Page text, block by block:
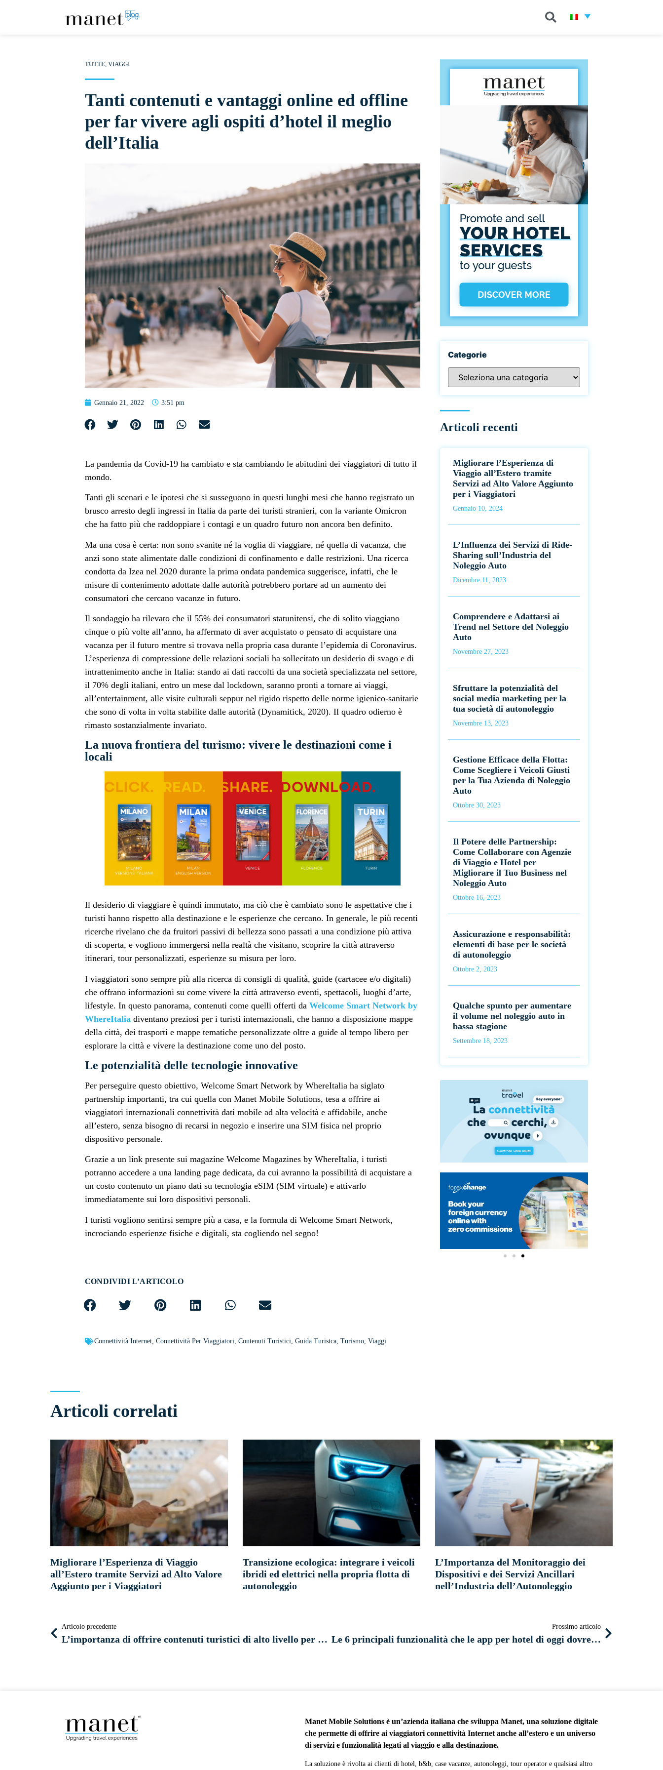
TUTTE, VIAGGI
Tanti contenuti e vantaggi online ed offline
per far vivere agli ospiti d’hotel il meglio
dell’Italia
Gennaio 21, 2022 3:51 pm
La pandemia da Covid-19 ha cambiato e sta cambiando le abitudini dei viaggiatori di tutto il
mondo.
Tanti gli scenari e le ipotesi che si susseguono in questi lunghi mesi che hanno registrato un
brusco arresto degli ingressi in Italia da parte dei turisti stranieri, con la variante Omicron
che ha fatto più che raddoppiare i contagi e un quadro futuro non ancora ben definito.
Ma una cosa è certa: non sono svanite né la voglia di viaggiare, né quella di vacanza, che
anzi sono state alimentate dalle condizioni di confinamento e dalle restrizioni. Una ricerca
condotta da Izea nel 2020 durante la prima ondata pandemica suggerisce, infatti, che le
misure di contenimento adottate dalle autorità potrebbero portare ad un aumento dei
consumatori che cercano vacanze in futuro.
Il sondaggio ha rilevato che il 55% dei consumatori statunitensi, che di solito viaggiano
cinque o più volte all’anno, ha affermato di aver acquistato o pensato di acquistare una
vacanza per il futuro mentre si trovava nella propria casa durante l’epidemia di Coronavirus.
L’esperienza di compressione delle relazioni sociali ha sollecitato un desiderio di svago e di
intrattenimento anche in Italia: stando ai dati raccolti da una società specializzata nel settore,
il 70% degli italiani, entro un mese dal lockdown, saranno pronti a tornare ai viaggi,
all’entertainment, alle visite culturali seppur nel rigido rispetto delle norme igienico-sanitarie
che sono di volta in volta stabilite dalle autorità (Dynamitick, 2020). Il quadro odierno è
rimasto sostanzialmente invariato.
La nuova frontiera del turismo: vivere le destinazioni come i
locali
Il desiderio di viaggiare è quindi immutato, ma ciò che è cambiato sono le aspettative che i
turisti hanno rispetto alla destinazione e le esperienze che cercano. In generale, le più recenti
ricerche rivelano che da fruitori passivi di bellezza sono passati a una condizione più attiva
di scoperta, e vogliono immergersi nella realtà che visitano, scoprire la città attraverso
itinerari, tour personalizzati, esperienze su misura per loro.
I viaggiatori sono sempre più alla ricerca di consigli di qualità, guide (cartacee e/o digitali)
che offrano informazioni su come vivere la città attraverso eventi, spettacoli, luoghi d’arte,
lifestyle. In questo panorama, contenuti come quelli offerti da Welcome Smart Network by
WhereItalia diventano preziosi per i turisti internazionali, che hanno a disposizione mappe
della città, dei trasporti e mappe tematiche personalizzate oltre a guide al tempo libero per
esplorare la città e vivere la destinazione come uno del posto.
Le potenzialità delle tecnologie innovative
Per perseguire questo obiettivo, Welcome Smart Network by WhereItalia ha siglato
partnership importanti, tra cui quella con Manet Mobile Solutions, tesa a offrire ai
viaggiatori internazionali connettività dati mobile ad alta velocità e affidabile, anche
all’estero, senza bisogno di recarsi in negozio e inserire una SIM fisica nel proprio
dispositivo personale.
Grazie a un link presente sui magazine Welcome Magazines by WhereItalia, i turisti
potranno accedere a una landing page dedicata, da cui avranno la possibilità di acquistare a
un costo contenuto un piano dati su tecnologia eSIM (SIM virtuale) e attivarlo
immediatamente sui loro dispositivi personali.
I turisti vogliono sentirsi sempre più a casa, e la formula di Welcome Smart Network,
incrociando esperienze fisiche e digitali, sta cogliendo nel segno!
CONDIVIDI L’ARTICOLO
Connettività Internet, Connettività Per Viaggiatori, Contenuti Turistici, Guida Turistca, Turismo, Viaggi
Categorie
Articoli recenti
Migliorare l’Esperienza di
Viaggio all’Estero tramite
Servizi ad Alto Valore Aggiunto
per i Viaggiatori
Gennaio 10, 2024
L’Influenza dei Servizi di Ride-
Sharing sull’Industria del
Noleggio Auto
Dicembre 11, 2023
Comprendere e Adattarsi ai
Trend nel Settore del Noleggio
Auto
Novembre 27, 2023
Sfruttare la potenzialità del
social media marketing per la
tua società di autonoleggio
Novembre 13, 2023
Gestione Efficace della Flotta:
Come Scegliere i Veicoli Giusti
per la Tua Azienda di Noleggio
Auto
Ottobre 30, 2023
Il Potere delle Partnership:
Come Collaborare con Agenzie
di Viaggio e Hotel per
Migliorare il Tuo Business nel
Noleggio Auto
Ottobre 16, 2023
Assicurazione e responsabilità:
elementi di base per le società
di autonoleggio
Ottobre 2, 2023
Qualche spunto per aumentare
il volume nel noleggio auto in
bassa stagione
Settembre 18, 2023
Articoli correlati
Migliorare l’Esperienza di Viaggio
all’Estero tramite Servizi ad Alto Valore
Aggiunto per i Viaggiatori
Transizione ecologica: integrare i veicoli
ibridi ed elettrici nella propria flotta di
autonoleggio
L’Importanza del Monitoraggio dei
Dispositivi e dei Servizi Ancillari
nell’Industria dell’Autonoleggio
Articolo precedente
L’importanza di offrire contenuti turistici di alto livello per coinvolgere viaggiatori, clienti di autonoleggi e ospiti di hotel
Prossimo articolo
Le 6 principali funzionalità che le app per hotel di oggi dovrebbero avere
Manet Mobile Solutions è un’azienda italiana che sviluppa Manet, una soluzione digitale
che permette di offrire ai viaggiatori connettività Internet anche all’estero e un universo
di servizi e funzionalità legati al viaggio e alla destinazione.
La soluzione è rivolta ai clienti di hotel, b&b, case vacanze, autonoleggi, tour operator e qualsiasi altro